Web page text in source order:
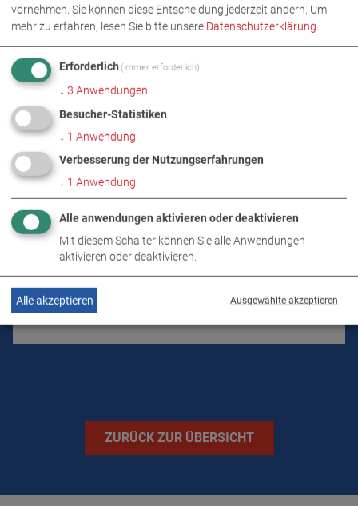
PRODUKTDETAILS / LIEFERUMFANG
DOWNLOADS
BILDER
ZURÜCK ZUR ÜBERSICHT
vornehmen. Sie können diese Entscheidung jederzeit ändern. Um
mehr zu erfahren, lesen Sie bitte unsere Datenschutzerklärung.
Erforderlich (immer erforderlich)
↓ 3 Anwendungen
Besucher-Statistiken
↓ 1 Anwendung
Verbesserung der Nutzungserfahrungen
↓ 1 Anwendung
Alle anwendungen aktivieren oder deaktivieren
Mit diesem Schalter können Sie alle Anwendungen
aktivieren oder deaktivieren.
Ausgewählte akzeptieren
Alle akzeptieren